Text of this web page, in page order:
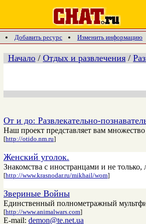
Добавить ресурс Изменить информацию
Начало / Отдых и развлечения /
От и до: Развлекательно-
Наш проект представляет вам
[http://otido.nm.ru]
Женский уголок.
Знакомства с иностранцами и не
[http://www.krasnodar.ru/mikhail/wom]
Звериные Войны
Единственный полнометражный
[http://www.animalwars.com]
E-mail: demon@te.net.ua